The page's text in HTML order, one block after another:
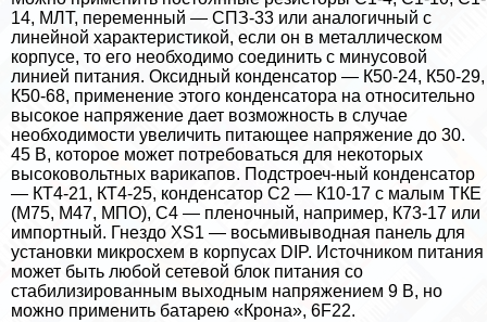
14, МЛТ, переменный — СПЗ-33 или аналогичный с
линейной хаpaктеристикой, если он в металлическом
корпусе, то его необходимо соединить с минусовой
линией питания. Оксидный конденсатор — К50-24, К50-29,
К50-68, применение этого конденсатора на относительно
высокое напряжение дает возможность в случае
необходимости увеличить питающее напряжение до 30.
45 В, которое может потребоваться для некоторых
высоковольтных варикапов. Подстроеч-ный конденсатор
— КТ4-21, КТ4-25, конденсатор С2 — К10-17 с малым ТКЕ
(М75, М47, МПО), С4 — пленочный, например, К73-17 или
импортный. Гнездо XS1 — восьмивыводная панель для
установки микросхем в корпусах DIP. Источником питания
может быть любой сетевой блок питания со
стабилизированным выходным напряжением 9 В, но
можно применить батарею «Крона», 6F22.